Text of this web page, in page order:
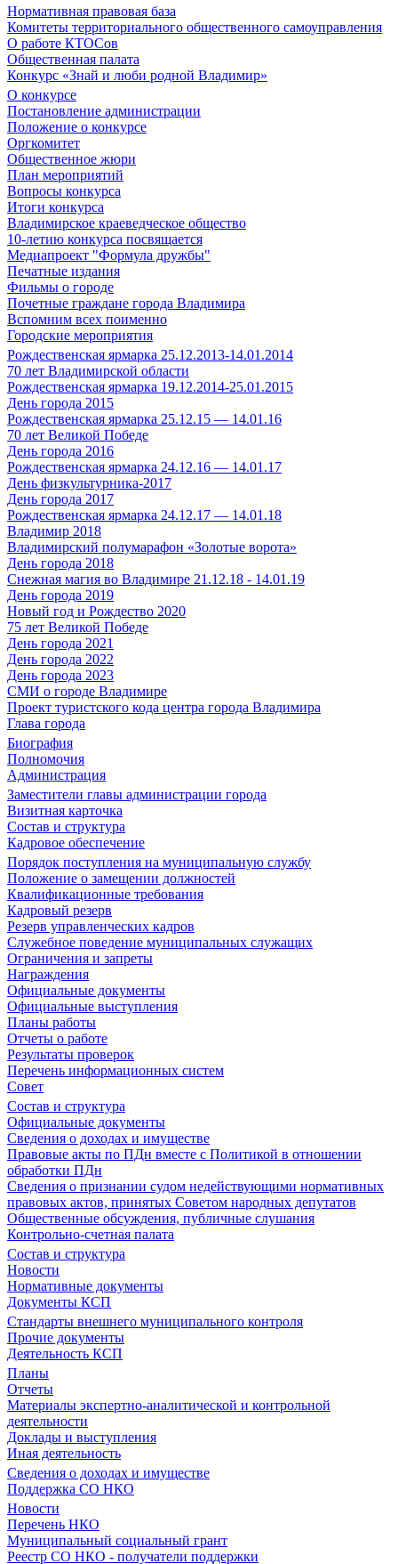
Нормативная правовая база
Комитеты территориального общественного самоуправления
О работе КТОСов
Общественная палата
Конкурс «Знай и люби родной Владимир»
О конкурсе
Постановление администрации
Положение о конкурсе
Оргкомитет
Общественное жюри
План мероприятий
Вопросы конкурса
Итоги конкурса
Владимирское краеведческое общество
10-летию конкурса посвящается
Медиапроект "Формула дружбы"
Печатные издания
Фильмы о городе
Почетные граждане города Владимира
Вспомним всех поименно
Городские мероприятия
Рождественская ярмарка 25.12.2013-14.01.2014
70 лет Владимирской области
Рождественская ярмарка 19.12.2014-25.01.2015
День города 2015
Рождественская ярмарка 25.12.15 — 14.01.16
70 лет Великой Победе
День города 2016
Рождественская ярмарка 24.12.16 — 14.01.17
День физкультурника-2017
День города 2017
Рождественская ярмарка 24.12.17 — 14.01.18
Владимир 2018
Владимирский полумарафон «Золотые ворота»
День города 2018
Снежная магия во Владимире 21.12.18 - 14.01.19
День города 2019
Новый год и Рождество 2020
75 лет Великой Победе
День города 2021
День города 2022
День города 2023
СМИ о городе Владимире
Проект туристского кода центра города Владимира
Глава города
Биография
Полномочия
Администрация
Заместители главы администрации города
Визитная карточка
Состав и структура
Кадровое обеспечение
Порядок поступления на муниципальную службу
Положение о замещении должностей
Квалификационные требования
Кадровый резерв
Резерв управленческих кадров
Служебное поведение муниципальных служащих
Ограничения и запреты
Награждения
Официальные документы
Официальные выступления
Планы работы
Отчеты о работе
Результаты проверок
Перечень информационных систем
Совет
Состав и структура
Официальные документы
Сведения о доходах и имуществе
Правовые акты по ПДн вместе с Политикой в отношении
обработки ПДн
Сведения о признании судом недействующими нормативных
правовых актов, принятых Советом народных депутатов
Общественные обсуждения, публичные слушания
Контрольно-счетная палата
Состав и структура
Новости
Нормативные документы
Документы КСП
Стандарты внешнего муниципального контроля
Прочие документы
Деятельность КСП
Планы
Отчеты
Материалы экспертно-аналитической и контрольной
деятельности
Доклады и выступления
Иная деятельность
Сведения о доходах и имуществе
Поддержка СО НКО
Новости
Перечень НКО
Муниципальный социальный грант
Реестр СО НКО - получатели поддержки